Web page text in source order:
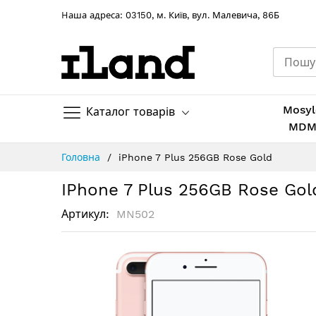
Hаша адреса: 03150, м. Київ, вул. Малевича, 86Б
Каталог товарів
MDM
Головна iPhone 7 Plus 256GB Rose Gold
IPhone 7 Plus 256GB Rose
Артикул MN502